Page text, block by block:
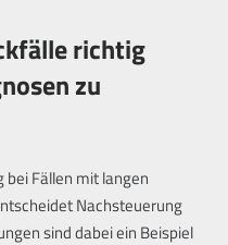
richtig
zu
Fällen mit langen
Nachsteuerung
sind dabei ein Beispiel